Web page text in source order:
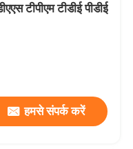
टीपीएम टीडीई पीडीई
हमसे संपर्क करें